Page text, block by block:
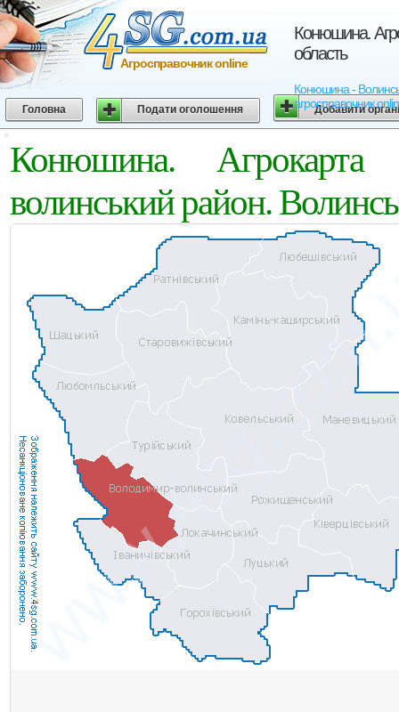
Конюшина.
область
Конюшина -
агросправочник
Агросправочник online
Головна Подати оголошення Добавити
Конюшина.
волинський район.